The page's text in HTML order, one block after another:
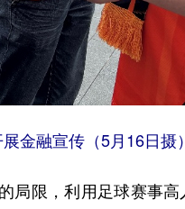
金融宣传（5月16日摄
限，利用足球赛事